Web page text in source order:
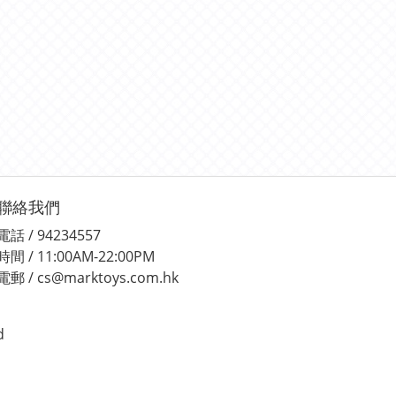
絡我們
話 / 94234557
間 / 11:00AM-22:00PM
郵 / cs@marktoys.com.hk